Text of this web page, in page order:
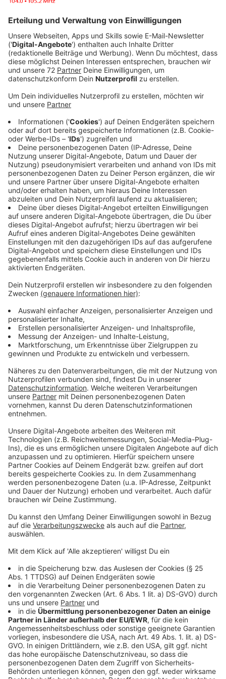
Anzeige
Update 6:35 Uhr
Anzeige
Die RVM nimmt ab 8 Uhr schrittweise den Busverkehr
im Kreis Steinfurt auf den Schnell- und RegioBus-
Linien sowie den Stadtverkehr in Rheine auf. Die
schulbezogenen Fahrten entfallen heute Morgen. Die
Fahrten heute Mittag nach Schulende werden
durchgeführt.
Anzeige
Glatte Straßen in der Region
Anzeige
Glätte in der Region ist heute wieder ein großes
Thema. Besonders das Tecklenburger Land ist
betroffen. Bereits in den frühen Morgenstunden kam
es zu ersten Unfällen in Ibbenbüren, Recke und
Mettingen.
Anzeige
Bus- und Schulausfälle, Streik beim
Winterdienst
Anzeige
Die Busse der Regionalverkehr Münsterland fahren im
gesamten Kreis Steinfurt nicht – das betrifft auch die
Schulbusse sowie die Stadtbusse in Rheine. In der
Grafschaft Bentheim fällt der Unterricht komplett
aus. Auch im Landkreis und in der Stadt Osnabrück
bleiben die Schulen geschlossen. Die Berufsbildenden
Schulen wechseln in den Distanzunterricht. Zusätzlich
wird im Landkreis Osnabrück der Winterdienst
bestreikt, es gibt nur einen Notdienst.
Anzeige
Anzeige